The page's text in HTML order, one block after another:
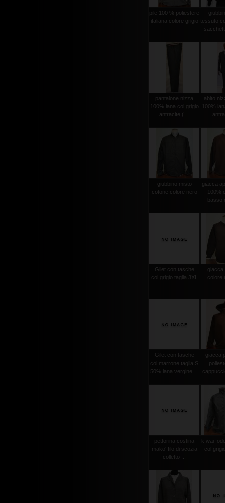
pile 100 % poliestere
italiana colore grigio
tessuto
pantalone nizza
100% lana col.grigio
antracite ( ...
abito
100%
giubbino misto
cotone colore nero
giacca
100%
basso
Gilet con tasche
col.grigio taglia 3XL
colore
Gilet con tasche
col.marrone taglia S
50% lana vergine ...
giacca
pettorina costina
mako' filo di scozia
colletto ...
k.wai